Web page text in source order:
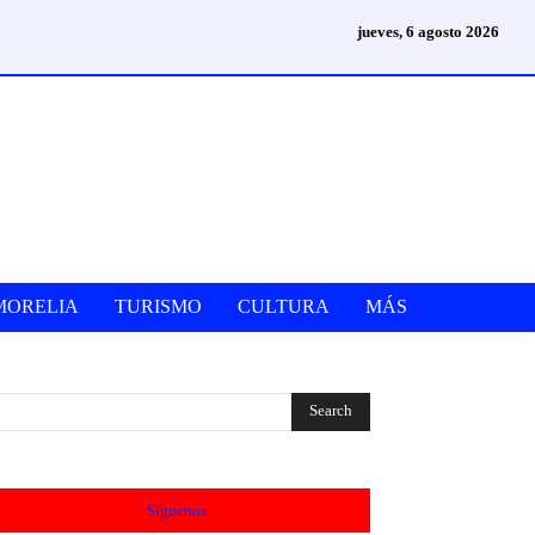
jueves, 6 agosto 2026
TURISMO CULTURA MÁS
Síguenos